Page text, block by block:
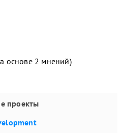
основе 2 мнений)
проекты